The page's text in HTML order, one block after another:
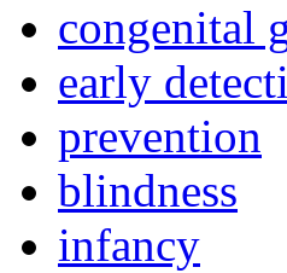
congenital
early
prevention
blindness
infancy